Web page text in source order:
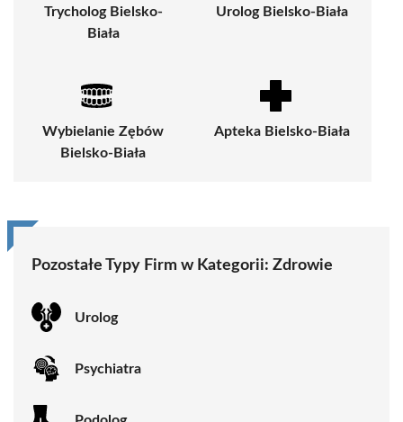
Trycholog Bielsko-
Biała
Urolog Bielsko-Biała
Wybielanie Zębów
Bielsko-Biała
Apteka Bielsko-Biała
Pozostałe Typy Firm w Kategorii: Zdrowie
Urolog
Psychiatra